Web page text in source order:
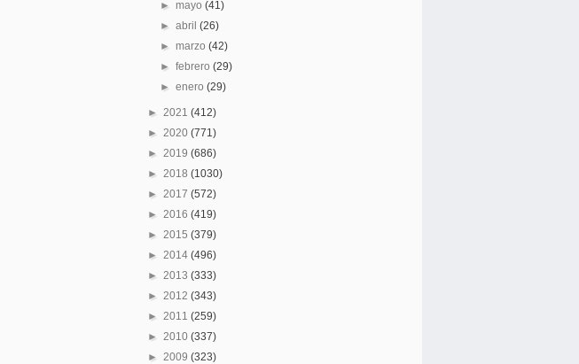
►mayo(41)
►abril(26)
►marzo(42)
►febrero(29)
►enero(29)
► 2021 (412)
► 2020 (771)
► 2019 (686)
► 2018 (1030)
► 2017 (572)
► 2016 (419)
► 2015 (379)
► 2014 (496)
► 2013 (333)
► 2012 (343)
► 2011 (259)
► 2010 (337)
► 2009 (323)